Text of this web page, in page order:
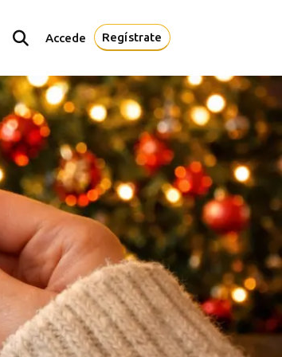
Accede Regístrate